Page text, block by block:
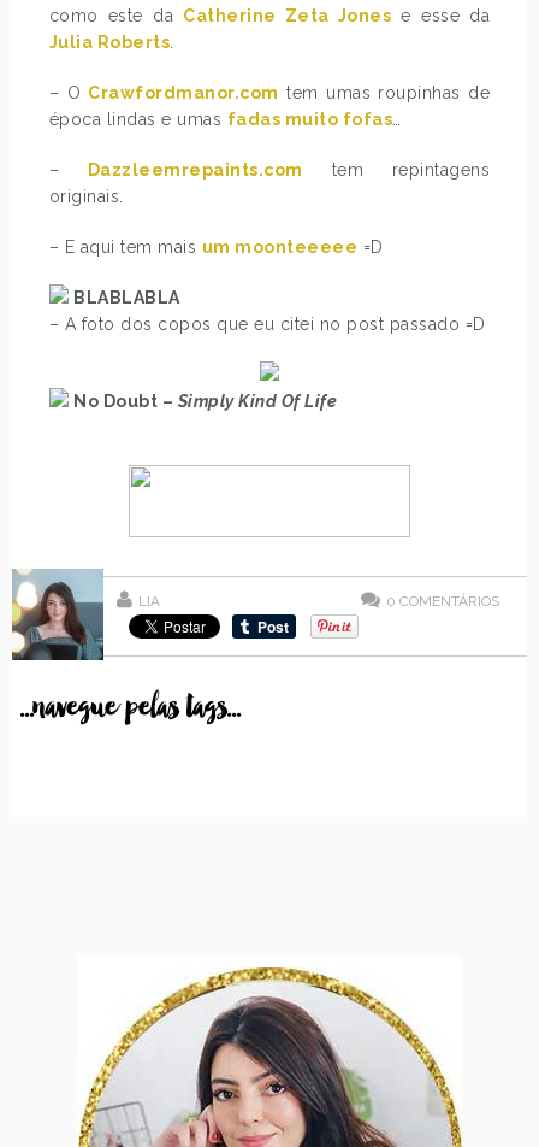
como este da Catherine Zeta Jones e esse da
Julia Roberts
– O Crawfordmanor.com tem umas roupinhas de
época lindas e umas fadas muito fofas
– Dazzleemrepaints.com
tem repintagens
originais.
– E aqui tem mais um moonteeeee =D
BLABLABLA
– A foto dos copos que eu citei no post passado =D
No Doubt – Simply Kind Of Life
LIA 0 COMENTÁRIOS
...navegue pelas tags...